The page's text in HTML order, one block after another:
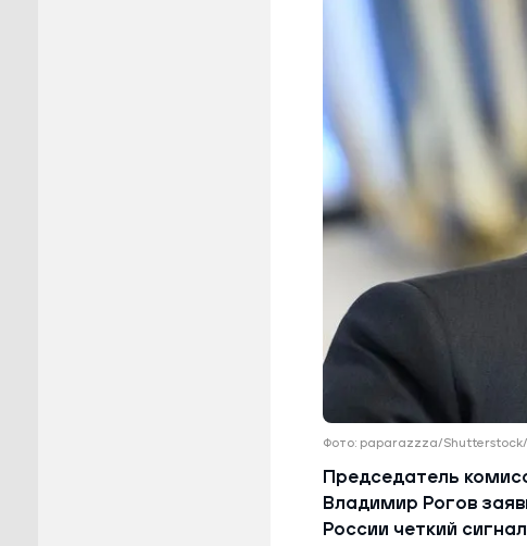
Пуровский
Ямальский
Фото: paparazzza/
Председатель
Владимир Рогов
России четкий